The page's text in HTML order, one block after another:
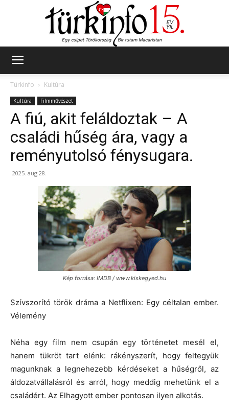
Türkinfo
Kultúra
Kultúra Filmművészet
A fiú, akit feláldoztak – A
családi hűség ára, vagy a
reményutolsó fénysugara.
2025. aug 28.
Kép forrása: IMDB / www.kiskegyed.hu
Szívszorító török dráma a Netflixen: Egy céltalan ember.
Vélemény
Néha egy film nem csupán egy történetet mesél el,
hanem tükröt tart elénk: rákényszerít, hogy feltegyük
magunknak a legnehezebb kérdéseket a hűségről, az
áldozatvállalásról és arról, hogy meddig mehetünk el a
családért. Az Elhagyott ember pontosan ilyen alkotás.